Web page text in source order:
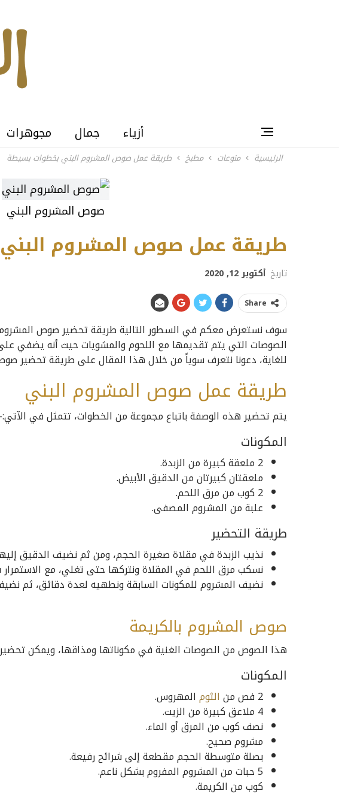
أزياء جمال مجوهرات
الرئيسية منوعات مطبخ طريقة عمل صوص المشروم البني بخطوات بسيطة
صوص المشروم البني
طريقة عمل صوص المشروم
تاريخ أكتوبر 12, 2020
Share
سوف نستعرض معكم في السطور التالية طريقة تحضير صوص المشروم
الصوصات التي يتم تقديمها مع اللحوم والمشويات حيث أنه يضفي
للغاية، دعونا نتعرف سوياً من خلال هذا المقال على طريقة تحضير
طريقة عمل صوص المشروم البني
يتم تحضير هذه الوصفة باتباع مجموعة من الخطوات، تتمثل في الآتي:-
المكونات
2 ملعقة كبيرة من الزبدة.
ملعقتان كبيرتان من الدقيق الأبيض.
2 كوب من مرق اللحم.
علبة من المشروم المصفى.
طريقة التحضير
نذيب الزبدة في مقلاة صغيرة الحجم، ومن ثم نضيف الدقيق
نسكب مرق اللحم في المقلاة ونتركها حتى تغلي، مع
نضيف المشروم للمكونات السابقة ونطهيه لعدة دقائق، ثم
صوص المشروم بالكريمة
هذا الصوص من الصوصات الغنية في مكوناتها ومذاقها، ويمكن تحضيره
المكونات
2 فص من الثومالمهروس.
4 ملاعق كبيرة من الزيت.
نصف كوب من المرق أو الماء.
مشروم صحيح.
بصلة متوسطة الحجم مقطعة إلى شرائح رفيعة.
5 حبات من المشروم المفروم بشكل ناعم.
كوب من الكريمة.